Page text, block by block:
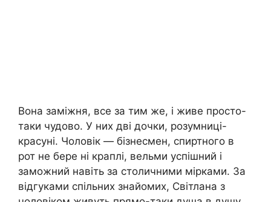
Вона заміжня, все за тим же, і живе просто-
таки чудово. У них дві дочки, розумниці-
красуні. Чоловік — бізнесмен, спиртного в
рот не бере ні краплі, вельми успішний і
заможний навіть за столичними мірками. За
відгуками спільних знайомих, Світлана з